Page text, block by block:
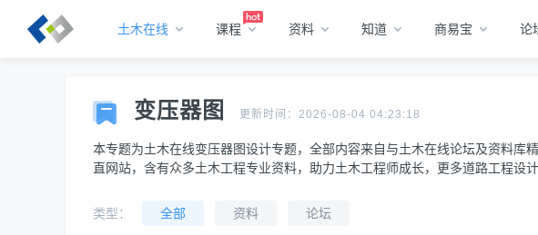
土木在线 课程 资料 知道 商易宝 论
变压器图 更新时间：2026-08-04 04:23:18
本专题为土木在线变压器图设计专题，全部内容来自与土木在线论坛及资料
直网站，含有众多土木工程专业资料，助力土木工程师成长，更多道路工程设
类型： 全部 资料 论坛